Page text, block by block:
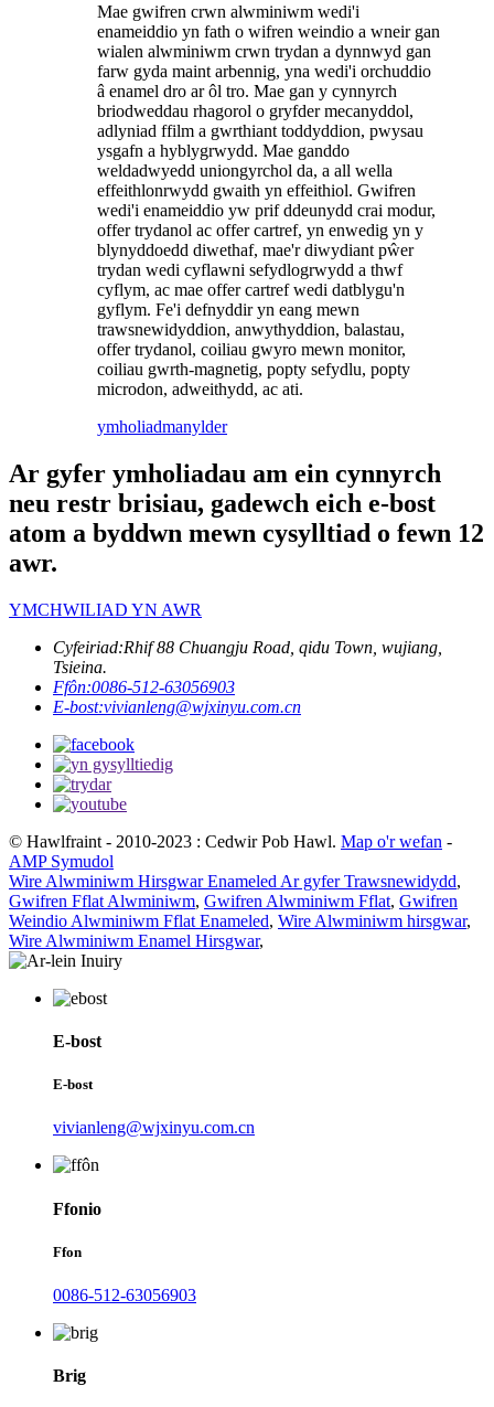
Mae gwifren crwn alwminiwm wedi'i
enameiddio yn fath o wifren weindio a wneir gan
wialen alwminiwm crwn trydan a dynnwyd gan
farw gyda maint arbennig, yna wedi'i orchuddio
â enamel dro ar ôl tro. Mae gan y cynnyrch
briodweddau rhagorol o gryfder mecanyddol,
adlyniad ffilm a gwrthiant toddyddion, pwysau
ysgafn a hyblygrwydd. Mae ganddo
weldadwyedd uniongyrchol da, a all wella
effeithlonrwydd gwaith yn effeithiol. Gwifren
wedi'i enameiddio yw prif ddeunydd crai modur,
offer trydanol ac offer cartref, yn enwedig yn y
blynyddoedd diwethaf, mae'r diwydiant pŵer
trydan wedi cyflawni sefydlogrwydd a thwf
cyflym, ac mae offer cartref wedi datblygu'n
gyflym. Fe'i defnyddir yn eang mewn
trawsnewidyddion, anwythyddion, balastau,
offer trydanol, coiliau gwyro mewn monitor,
coiliau gwrth-magnetig, popty sefydlu, popty
microdon, adweithydd, ac ati.
ymholiadmanylder
Ar gyfer ymholiadau am ein cynnyrch
neu restr brisiau, gadewch eich e-bost
atom a byddwn mewn cysylltiad o fewn 12
awr.
YMCHWILIAD YN AWR
Cyfeiriad:Rhif 88 Chuangju Road, qidu Town, wujiang,
Tsieina.
Ffôn:0086-512-63056903
E-bost:vivianleng@wjxinyu.com.cn
© Hawlfraint - 2010-2023 : Cedwir Pob Hawl. Map o'r wefan -
AMP Symudol
Wire Alwminiwm Hirsgwar Enameled Ar gyfer Trawsnewidydd,
Gwifren Fflat Alwminiwm, Gwifren Alwminiwm Fflat, Gwifren
Weindio Alwminiwm Fflat Enameled, Wire Alwminiwm hirsgwar,
Wire Alwminiwm Enamel Hirsgwar,
E-bost
E-bost
vivianleng@wjxinyu.com.cn
Ffonio
Ffon
0086-512-63056903
Brig